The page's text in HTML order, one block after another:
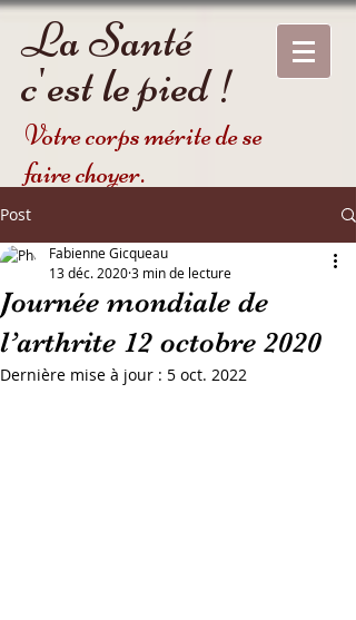
La Santé
c'est le pied !
Votre corps mérite de se
faire choyer.
Post
Journée mondiale de
l’arthrite 12 octobre 2020
Fabienne Gicqueau
13 déc. 20203 min de lecture
Dernière mise à jour : 5 oct. 2022